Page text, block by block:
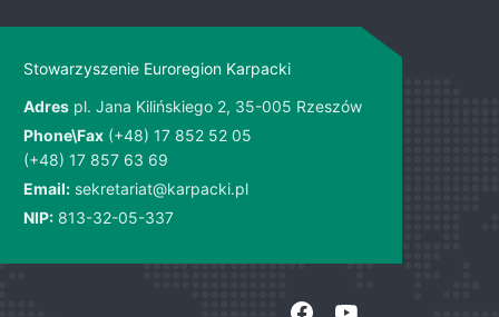
Stowarzyszenie Euroregion Karpacki
Adres pl. Jana Kilińskiego 2, 35-005 Rzeszów
Phone\Fax (+48) 17 852 52 05
(+48) 17 857 63 69
Email: sekretariat@karpacki.pl
NIP: 813-32-05-337